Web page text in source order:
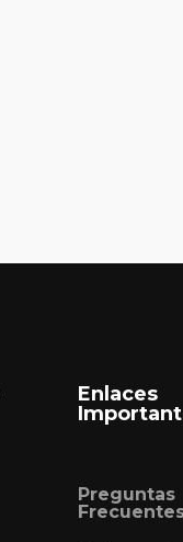
Enlaces
Preguntas